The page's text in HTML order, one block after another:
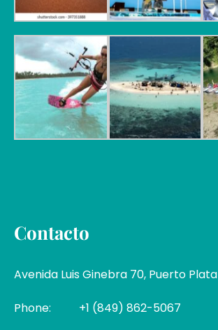
Contacto
Avenida Luis Ginebra 70, Puerto Plata
Phone:
+1 (849) 862-5067